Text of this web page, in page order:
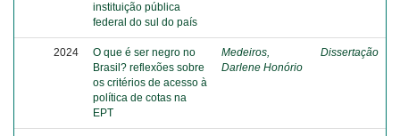
instituição pública
federal do sul do país
2024
O que é ser negro no
Brasil? reflexões sobre
os critérios de acesso à
política de cotas na
EPT
Medeiros,
Darlene Honório
Dissertação